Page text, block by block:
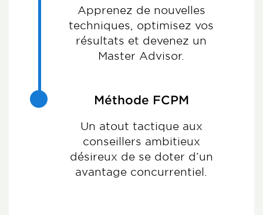
Apprenez de nouvelles
techniques, optimisez vos
résultats et devenez un
Master Advisor.
Méthode FCPM
Un atout tactique aux
conseillers ambitieux
désireux de se doter d’un
avantage concurrentiel.